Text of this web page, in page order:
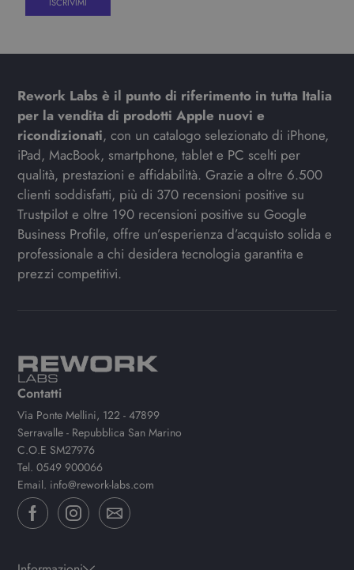
Rework Labs è il punto di riferimento in tutta Italia
per la vendita di prodotti Apple nuovi e
ricondizionati, con un catalogo selezionato di iPhone,
iPad, MacBook, smartphone, tablet e PC scelti per
qualità, prestazioni e affidabilità. Grazie a oltre 6.500
clienti soddisfatti, più di 370 recensioni positive su
Trustpilot e oltre 190 recensioni positive su Google
Business Profile, offre un’esperienza d’acquisto solida e
professionale a chi desidera tecnologia garantita e
prezzi competitivi.
Contatti
Via Ponte Mellini, 122 - 47899
Serravalle - Repubblica San Marino
C.O.E SM27976
Tel.0549 900066
Email. info@rework-labs.com